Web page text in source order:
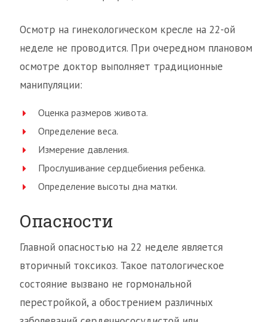
Осмотр на гинекологическом кресле на 22-ой
неделе не проводится. При очередном плановом
осмотре доктор выполняет традиционные
манипуляции:
Оценка размеров живота.
Определение веса.
Измерение давления.
Прослушивание сердцебиения ребенка.
Определение высоты дна матки.
Опасности
Главной опасностью на 22 неделе является
вторичный токсикоз. Такое патологическое
состояние вызвано не гормональной
перестройкой, а обострением различных